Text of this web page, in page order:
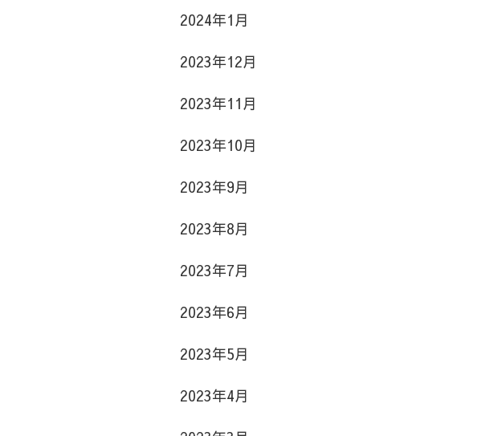
2024年1月
2023年12月
2023年11月
2023年10月
2023年9月
2023年8月
2023年7月
2023年6月
2023年5月
2023年4月